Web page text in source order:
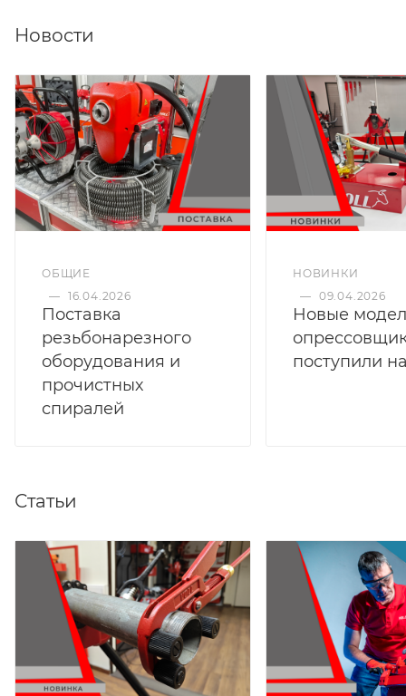
Эксплуатация при температуре окружающей
Новости
ОБЩИЕ
— 16.04.2026
Поставка
резьбонарезного
оборудования и
прочистных
спиралей
НОВИНКИ
— 09.04.2026
Новые
поступили
Статьи